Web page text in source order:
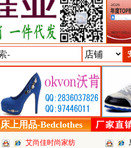
床上用品-Bedclothes
艾尚佳时尚家纺